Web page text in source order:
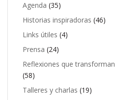
Agenda (35)
Historias inspiradoras (46)
Links útiles (4)
Prensa (24)
Reflexiones que transforman
(58)
Talleres y charlas (19)